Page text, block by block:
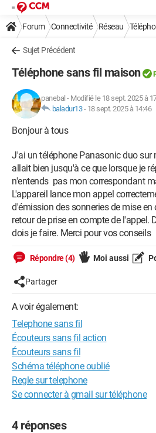
Forum Connectivité Réseau
Sujet Précédent
Téléphone sans fil maison
panebal - Modifié le 18 sept. 2025 à
baladur13- 18 sept. 2025 à 14:46
Bonjour à tous
J'ai un téléphone Panasonic duo sur
allait bien jusqu'à ce que lorsque je
n'entends pas mon correspondant
L'appareil lance mon appel
d'émission des sonneries de mise
retour de prise en compte de l'appel.
dois je faire. Merci pour vos conseils
Répondre (4) Moi aussi
Partager
A voir également:
Telephone sans fil
Écouteurs sans fil action
Écouteurs sans fil
Schéma téléphone oublié
Regle sur telephone
Se connecter à gmail sur téléphone
4 réponses